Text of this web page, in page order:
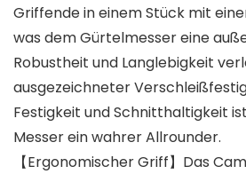
Griffende in einem Stück mit
was dem Gürtelmesser eine
Robustheit und Langlebigkeit
ausgezeichneter
Festigkeit und Schnitthaltigkeit
Messer ein wahrer Allrounder.
【Ergonomischer Griff】Das